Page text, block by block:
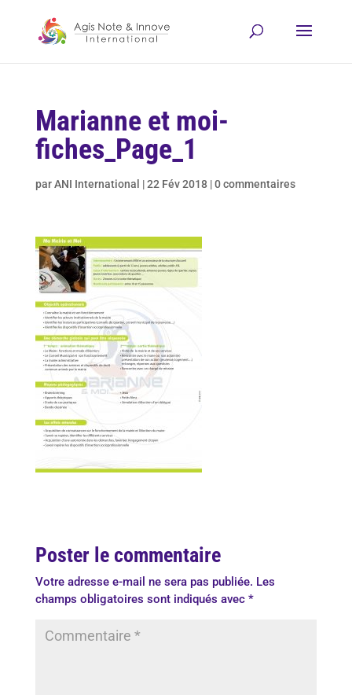
Marianne et moi-
fiches_Page_1
parANI International |22 Fév 2018|0 commentaires
Poster le commentaire
Votre adresse e-mail ne sera pas publiée. Les
champs obligatoires sont indiqués avec *